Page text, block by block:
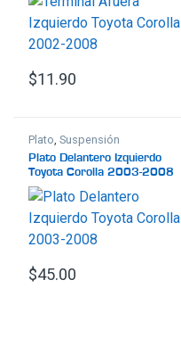
$11.90
Plato ,Suspensión
Plato Delantero Izquierdo
Toyota Corolla 2003-2008
$45.00